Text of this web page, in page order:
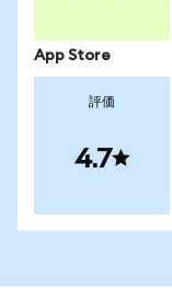
App Store
評価
4.7